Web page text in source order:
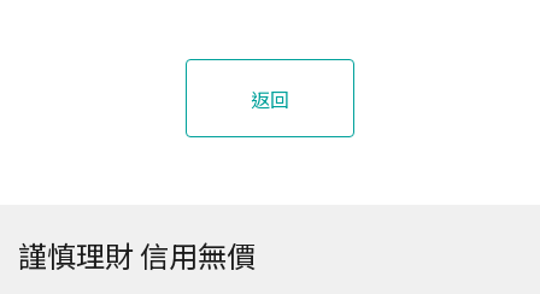
返回
謹慎理財 信用無價